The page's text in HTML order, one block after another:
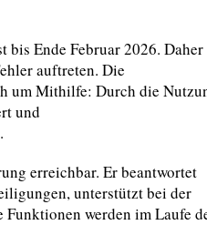
bis Ende Februar 2026. Daher
auftreten. Die
um Mithilfe: Durch die
und
erreichbar. Er beantwortet
unterstützt bei der
werden im Laufe